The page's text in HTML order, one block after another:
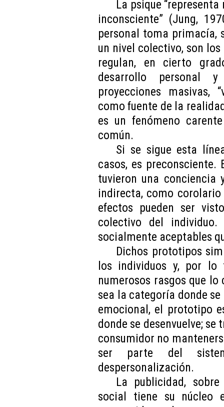
La psique
inconsciente” (Jung,
personal toma primacía,
un nivel colectivo, son
regulan, en cierto
desarrollo personal
proyecciones masivas,
como fuente de la
es un fenómeno
común.
Si se sigue esta
casos, es preconsciente.
tuvieron una conciencia
indirecta, como
efectos pueden ser
colectivo del
socialmente aceptables
Dichos prototipos
los individuos y, por lo
numerosos rasgos que
sea la categoría donde
emocional, el prototipo
donde se desenvuelve;
consumidor no
ser parte del
despersonalización.
La publicidad,
social tiene su núcleo